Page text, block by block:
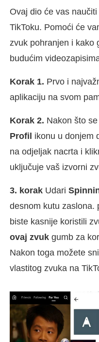
Ovaj dio će vas
TikToku. Pomoći će
zvuk pohranjen i kako
budućim
Korak 1. Prvo i
aplikaciju na svom
Korak 2. Nakon što
Profil ikonu u donjem
na odjeljak nacrta i
uključuje vaš izvorni
3. korak Udari
desnom kutu zaslona.
biste kasnije koristili
ovaj zvuk gumb za
Nakon toga možete
vlastitog zvuka na